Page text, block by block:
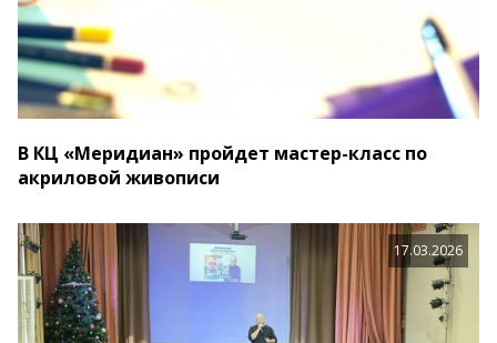
В КЦ «Меридиан» пройдет мастер-класс по
акриловой живописи
17.03.2026